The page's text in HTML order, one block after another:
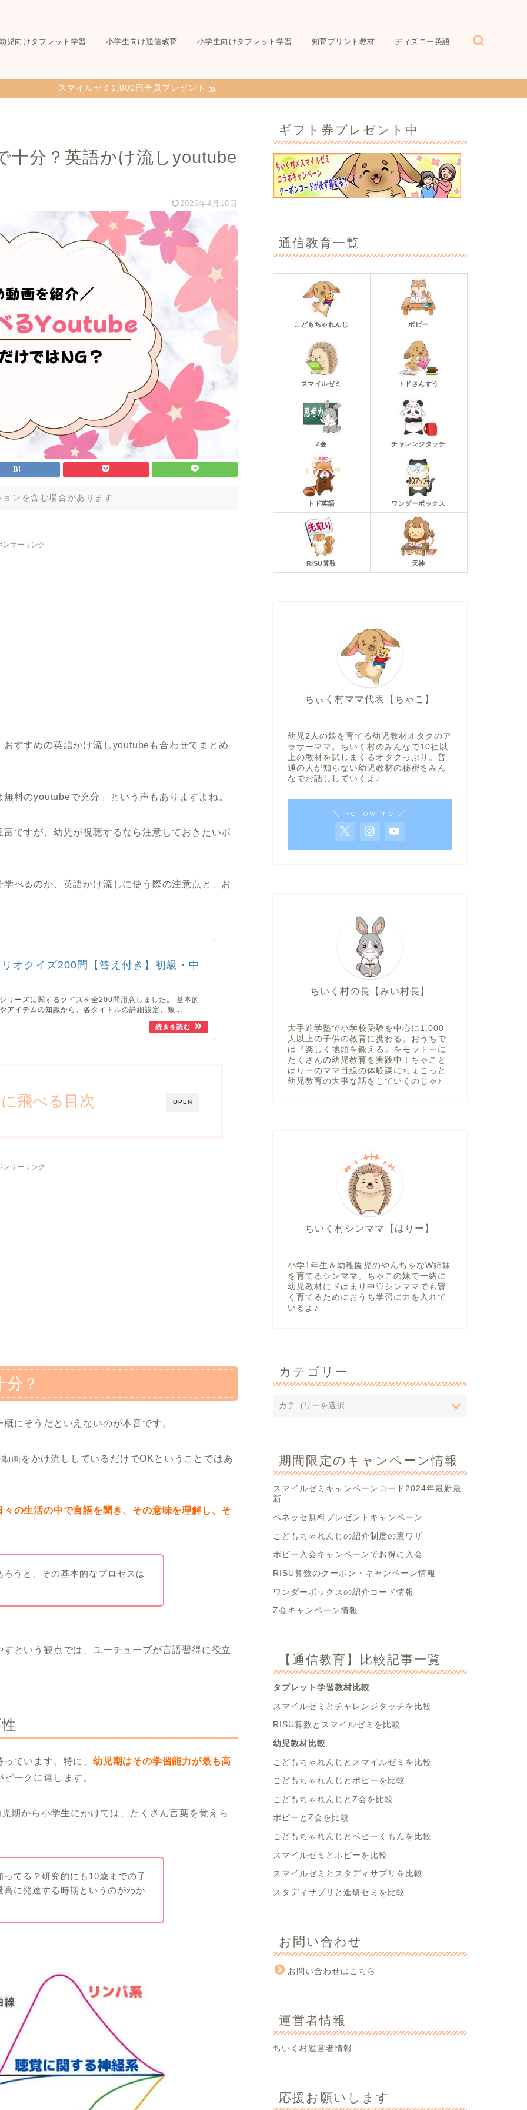
児向けタブレット学習 小学生向け通信教育 小学生向けタブレット学習 知育プリント教材 ディズニー英語
スマイルゼミ1,000円全員プレゼント
十分？英語かけ流しyoutube
2026年4月18日
ンを含む場合があります
ンサーリンク
おすすめの英語かけ流しyoutubeも合わせてまとめ
料のyoutubeで充分」という声もありますよね。
ですが、幼児が視聴するなら注意しておきたいポ
べるのか、英語かけ流しに使う際の注意点と、お
オクイズ200問【答え付き】初級・中
リーズに関するクイズを全200問用意しました。 基本的
アイテムの知識から、各タイトルの詳細設定、敵...
OPEN
飛べる目次
ンサーリンク
？
にそうだといえないのが本音です。
画をかけ流ししているだけでOKということではあ
々の生活の中で言語を聞き、その意味を理解し、そ
うと、その基本的なプロセスは
という観点では、ユーチューブが言語習得に役立
ています。特に、 幼児期はその学習能力が最も高
ークに達します。
期から小学生にかけては、たくさん言葉を覚えら
ってる？研究的にも10歳までの子
に発達する時期というのがわか
ギフト券プレゼント中
通信教育一覧
こどもちゃれんじ ポピー
スマイルゼミ トドさんすう
Z会 チャレンジタッチ
トド英語 ワンダーボックス
RISU算数 天神
ちぃく村ママ代表【ちゃこ】
幼児2人の娘を育てる幼児教材オタクのア
ラサーママ。ちいく村のみんなで10社以
上の教材を試しまくるオタクっぷり。普
通の人が知らない幼児教材の秘密をみん
なでお話ししていくよ♪
＼ Follow me ／
ちいく村の長【みい村長】
大手進学塾で小学校受験を中心に1,000
人以上の子供の教育に携わる。おうちで
は『楽しく地頭を鍛える』をモットーに
たくさんの幼児教育を実践中！ちゃこと
はりーのママ目線の体験談にちょこっと
幼児教育の大事な話をしていくのじゃ♪
ちいく村シンママ【はりー】
小学1年生＆幼稚園児のやんちゃなW姉妹
を育てるシンママ。ちゃこの妹で一緒に
幼児教材にドはまり中♡シンママでも賢
く育てるためにおうち学習に力を入れて
いるよ♪
カテゴリー
期間限定のキャンペーン情報
スマイルゼミキャンペーンコード2024年最新最
新
ベネッセ無料プレゼントキャンペーン
こどもちゃれんじの紹介制度の裏ワザ
ポピー入会キャンペーンでお得に入会
RISU算数のクーポン・キャンペーン情報
ワンダーボックスの紹介コード情報
Z会キャンペーン情報
【通信教育】比較記事一覧
タブレット学習教材比較
スマイルゼミとチャレンジタッチを比較
RISU算数とスマイルゼミを比較
幼児教材比較
こどもちゃれんじとスマイルゼミを比較
こどもちゃれんじとポピーを比較
こどもちゃれんじとZ会を比較
ポピーとZ会を比較
こどもちゃれんじとベビーくもんを比較
スマイルゼミとポピーを比較
スマイルゼミとスタディサプリを比較
スタディサプリと進研ゼミを比較
お問い合わせ
お問い合わせはこちら
運営者情報
ちいく村運営者情報
応援お願いします